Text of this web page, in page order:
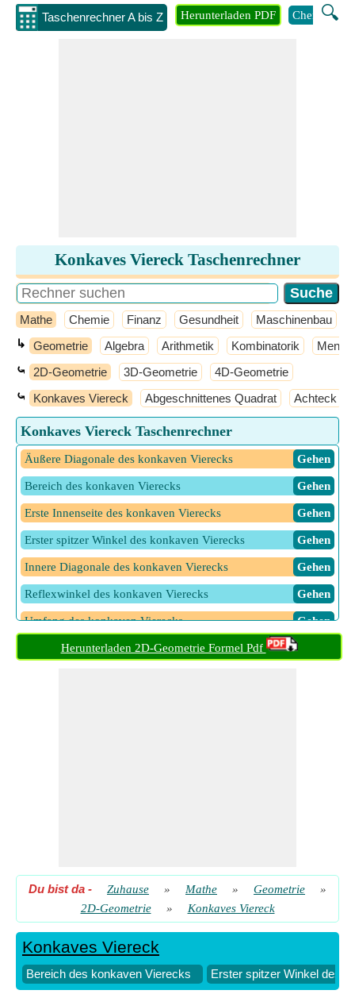
Taschenrechner A bis Z 🔍
Herunterladen PDF Chemie
Konkaves Viereck Taschenrechner
Mathe Chemie Finanz Gesundheit Maschinenbau
↳ Geometrie Algebra Arithmetik Kombinatorik
⤿ 2D-Geometrie 3D-Geometrie 4D-Geometrie
⤿ Konkaves Viereck Abgeschnittenes Quadrat Achteck
Konkaves Viereck Taschenrechner
Äußere Diagonale des konkaven Vierecks ​ Gehen
Bereich des konkaven Vierecks ​ Gehen
Erste Innenseite des konkaven Vierecks ​ Gehen
Erster spitzer Winkel des konkaven Vierecks ​ Gehen
Innere Diagonale des konkaven Vierecks ​ Gehen
Reflexwinkel des konkaven Vierecks ​ Gehen
Umfang des konkaven Vierecks ​ Gehen
Herunterladen 2D-Geometrie Formel Pdf
Du bist da - Zuhause » Mathe » Geometrie
»
2D-Geometrie
» Konkaves Viereck
Konkaves Viereck
Bereich des konkaven Vierecks Erster spitzer Winkel des